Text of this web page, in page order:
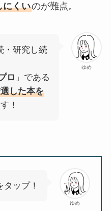
にくいのが難点。
ゆめ
・研究し続
ロ 」である
した本を
！
ゆめ
ップ！